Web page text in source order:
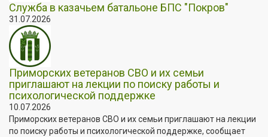
Служба в казачьем батальоне БПС "Покров"
31.07.2026
Приморских ветеранов СВО и их семьи
приглашают на лекции по поиску работы и
психологической поддержке
10.07.2026
Приморских ветеранов СВО и их семьи приглашают на лекции
по поиску работы и психологической поддержке, сообщает